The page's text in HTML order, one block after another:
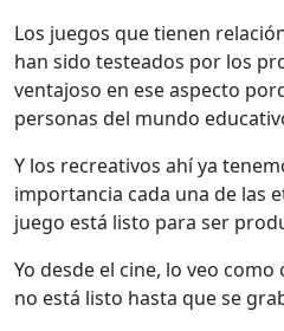
Los juegos que tienen
han sido testeados por los
ventajoso en ese aspecto
personas del mundo
Y los recreativos ahí ya
importancia cada una de las
juego está listo para ser
Yo desde el cine, lo veo
no está listo hasta que se